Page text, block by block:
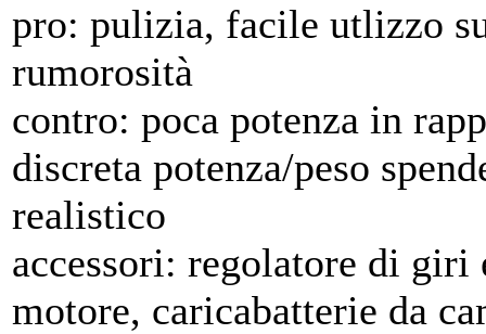
pro: pulizia, facile utlizzo
rumorosità
contro: poca potenza in
discreta potenza/peso
realistico
accessori: regolatore di
motore, caricabatterie da